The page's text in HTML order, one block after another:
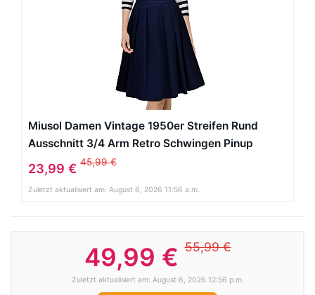
Miusol Damen Vintage 1950er Streifen Rund
Ausschnitt 3/4 Arm Retro Schwingen Pinup
Rockabilly Kleid Navy Blau Gr.M
23,99 € 45,99 €
Zuletzt aktualisiert am: August 6, 2026 11:56 a.m.
49,99 €55,99 €
Zuletzt aktualisiert am: August 6, 2026 12:56 p.m.